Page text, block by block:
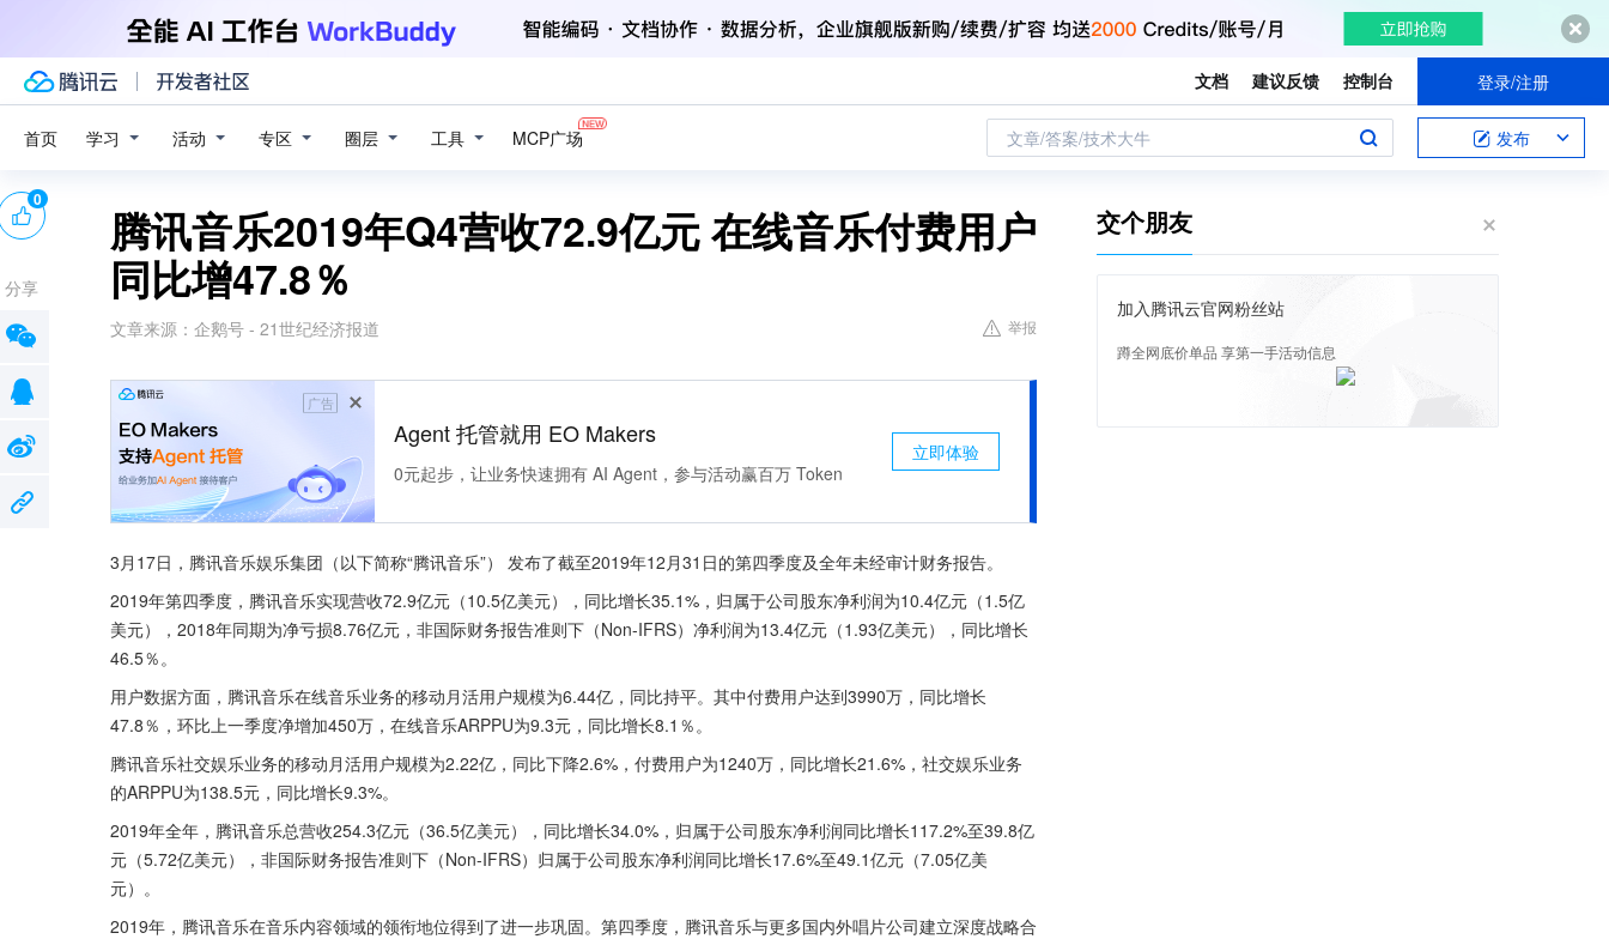
文档 建议反馈 控制台 登录/注册
首页 学习 活动 专区 圈层 工具 MCP广场 文章/答案/技术大牛 发布
腾讯音乐2019年Q4营收72.9亿元 在线音乐付费用户
同比增47.8％
文章来源： 企鹅号 - 21世纪经济报道 举报
广告
Agent 托管就用 EO Makers
0元起步，让业务快速拥有 AI Agent，参与活动赢百万 Token
立即体验
3月17日，腾讯音乐娱乐集团（以下简称“腾讯音乐”） 发布了截至2019年12月31日的第四季度及全年未经审计财务报告。
2019年第四季度，腾讯音乐实现营收72.9亿元（10.5亿美元），同比增长35.1%，归属于公司股东净利润为10.4亿元（1.5亿
美元），2018年同期为净亏损8.76亿元，非国际财务报告准则下（Non-IFRS）净利润为13.4亿元（1.93亿美元），同比增长
46.5％。
用户数据方面，腾讯音乐在线音乐业务的移动月活用户规模为6.44亿，同比持平。其中付费用户达到3990万，同比增长
47.8％，环比上一季度净增加450万，在线音乐ARPPU为9.3元，同比增长8.1％。
腾讯音乐社交娱乐业务的移动月活用户规模为2.22亿，同比下降2.6%，付费用户为1240万，同比增长21.6%，社交娱乐业务
的ARPPU为138.5元，同比增长9.3%。
2019年全年，腾讯音乐总营收254.3亿元（36.5亿美元），同比增长34.0%，归属于公司股东净利润同比增长117.2%至39.8亿
元（5.72亿美元），非国际财务报告准则下（Non-IFRS）归属于公司股东净利润同比增长17.6%至49.1亿元（7.05亿美
元）。
2019年，腾讯音乐在音乐内容领域的领衔地位得到了进一步巩固。第四季度，腾讯音乐与更多国内外唱片公司建立深度战略合
0
分享
交个朋友
加入腾讯云官网粉丝站
蹲全网底价单品 享第一手活动信息